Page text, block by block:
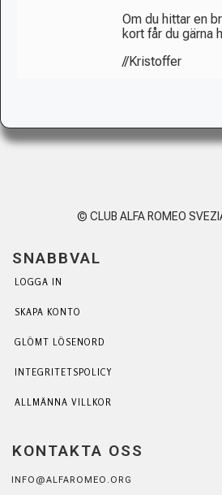
Om du hittar en
kort får du gärna
//Kristoffer
© CLUB ALFA ROMEO
SNABBVAL
LOGGA IN
SKAPA KONTO
GLÖMT LÖSENORD
INTEGRITETSPOLICY
ALLMÄNNA VILLKOR
KONTAKTA OSS
INFO@ALFAROMEO.ORG